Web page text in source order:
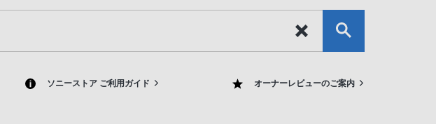
ソニーストア ご利用ガイド オーナーレビューのご案内